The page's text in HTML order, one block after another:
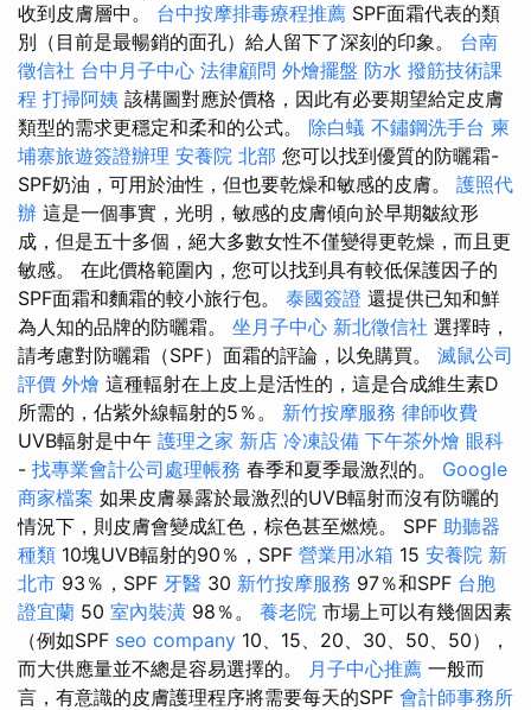
收到皮膚層中。 台中按摩排毒療程推薦 SPF面霜代表的類
別（目前是最暢銷的面孔）給人留下了深刻的印象。 台南
徵信社 台中月子中心 法律顧問 外燴擺盤 防水 撥筋技術課
程 打掃阿姨 該構圖對應於價格，因此有必要期望給定皮膚
類型的需求更穩定和柔和的公式。 除白蟻 不鏽鋼洗手台 柬
埔寨旅遊簽證辦理 安養院 北部 您可以找到優質的防曬霜-
SPF奶油，可用於油性，但也要乾燥和敏感的皮膚。 護照代
辦 這是一個事實，光明，敏感的皮膚傾向於早期皺紋形
成，但是五十多個，絕大多數女性不僅變得更乾燥，而且更
敏感。 在此價格範圍內，您可以找到具有較低保護因子的
SPF面霜和麵霜的較小旅行包。 泰國簽證 還提供已知和鮮
為人知的品牌的防曬霜。 坐月子中心 新北徵信社 選擇時，
請考慮對防曬霜（SPF）面霜的評論，以免購買。 滅鼠公司
評價 外燴 這種輻射在上皮上是活性的，這是合成維生素D
所需的，佔紫外線輻射的5％。 新竹按摩服務 律師收費
UVB輻射是中午 護理之家 新店 冷凍設備 下午茶外燴 眼科
- 找專業會計公司處理帳務 春季和夏季最激烈的。 Google
商家檔案 如果皮膚暴露於最激烈的UVB輻射而沒有防曬的
情況下，則皮膚會變成紅色，棕色甚至燃燒。 SPF 助聽器
種類 10塊UVB輻射的90％，SPF 營業用冰箱 15 安養院 新
北市 93％，SPF 牙醫 30 新竹按摩服務 97％和SPF 台胞
證宜蘭 50 室內裝潢 98％。 養老院 市場上可以有幾個因素
（例如SPF seo company 10、15、20、30、50、50），
而大供應量並不總是容易選擇的。 月子中心推薦 一般而
言，有意識的皮膚護理程序將需要每天的SPF 會計師事務所